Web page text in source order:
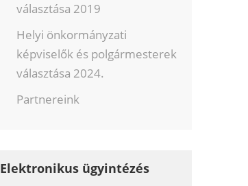
választása 2019
Helyi önkormányzati
képviselők és polgármesterek
választása 2024.
Partnereink
Elektronikus ügyintézés